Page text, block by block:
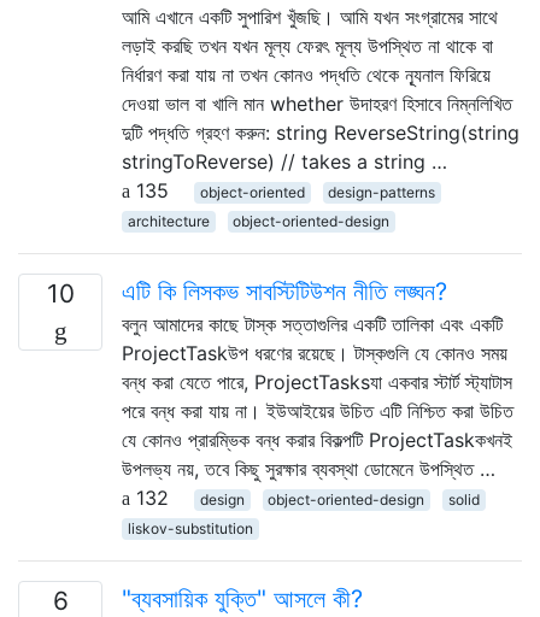
আমি এখানে একটি সুপারিশ খুঁজছি। আমি যখন সংগ্রামের সাথে
লড়াই করছি তখন যখন মূল্য ফেরৎ মূল্য উপস্থিত না থাকে বা
নির্ধারণ করা যায় না তখন কোনও পদ্ধতি থেকে ন্যূনাল ফিরিয়ে
দেওয়া ভাল বা খালি মান whether উদাহরণ হিসাবে নিম্নলিখিত
দুটি পদ্ধতি গ্রহণ করুন: string ReverseString(string
stringToReverse) // takes a string …
135
object-oriented
design-patterns
architecture
object-oriented-design
10 এটি কি লিসকভ সাবস্টিটিউশন নীতি লঙ্ঘন?
বলুন আমাদের কাছে টাস্ক সত্তাগুলির একটি তালিকা এবং একটি
ProjectTaskউপ ধরণের রয়েছে। টাস্কগুলি যে কোনও সময়
বন্ধ করা যেতে পারে, ProjectTasksযা একবার স্টার্ট স্ট্যাটাস
পরে বন্ধ করা যায় না। ইউআইয়ের উচিত এটি নিশ্চিত করা উচিত
যে কোনও প্রারম্ভিক বন্ধ করার বিকল্পটি ProjectTaskকখনই
উপলভ্য নয়, তবে কিছু সুরক্ষার ব্যবস্থা ডোমেনে উপস্থিত …
132
design object-oriented-design
solid
liskov-substitution
6 "ব্যবসায়িক যুক্তি" আসলে কী?